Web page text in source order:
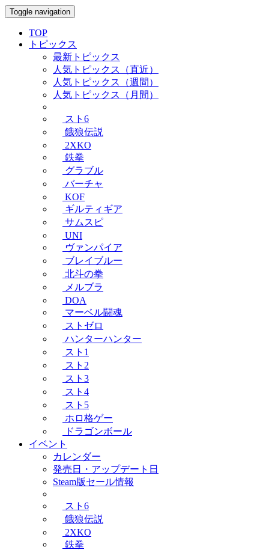
Toggle navigation
TOP
トピックス
最新トピックス
人気トピックス（直近）
人気トピックス（週間）
人気トピックス（月間）
スト6
餓狼伝説
2XKO
鉄拳
グラブル
バーチャ
KOF
ギルティギア
サムスピ
UNI
ヴァンパイア
ブレイブルー
北斗の拳
メルブラ
DOA
マーベル闘魂
ストゼロ
ハンターハンター
スト1
スト2
スト3
スト4
スト5
ホロ格ゲー
ドラゴンボール
イベント
カレンダー
発売日・アップデート日
Steam版セール情報
スト6
餓狼伝説
2XKO
鉄拳